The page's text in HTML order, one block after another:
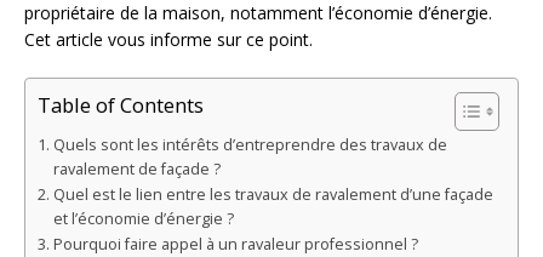
propriétaire de la maison, notamment l’économie d’énergie.
Cet article vous informe sur ce point.
Table of Contents
Quels sont les intérêts d’entreprendre des travaux de
ravalement de façade ?
Quel est le lien entre les travaux de ravalement d’une façade
et l’économie d’énergie ?
Pourquoi faire appel à un ravaleur professionnel ?